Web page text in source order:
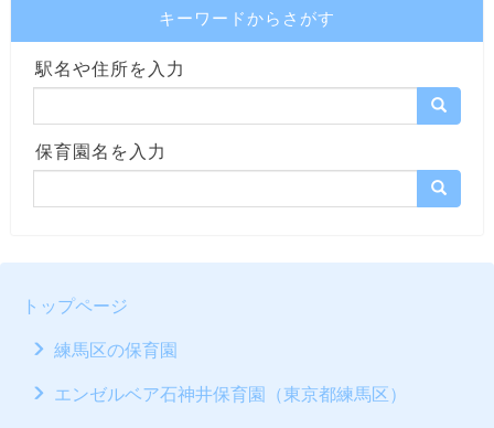
キーワードからさがす
駅名や住所を入力
保育園名を入力
トップページ
練馬区の保育園
エンゼルベア石神井保育園（東京都練馬区）